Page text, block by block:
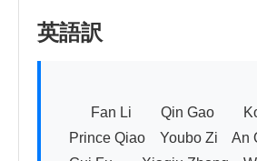
英語訳
Prince Qiao　Youbo Zi　An